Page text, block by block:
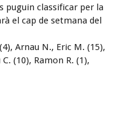
puguin classificar per la
el cap de setmana del
Arnau N., Eric M. (15),
(10), Ramon R. (1),